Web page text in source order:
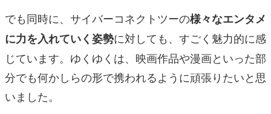
でも同時に、サイバーコネクトツーの様々なエンタメ
に力を入れていく姿勢に対しても、すごく魅力的に感
じています。ゆくゆくは、映画作品や漫画といった部
分でも何かしらの形で携われるように頑張りたいと思
いました。